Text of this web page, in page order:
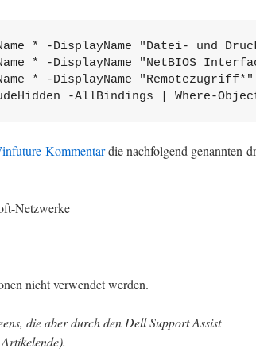
* -DisplayName "Datei- und
* -DisplayName "NetBIOS
* -DisplayName
-AllBindings | Where-
Kommentardie nachfolgend genannten
Netzwerke
nicht verwendet werden.
die aber durch den Dell Support Assist